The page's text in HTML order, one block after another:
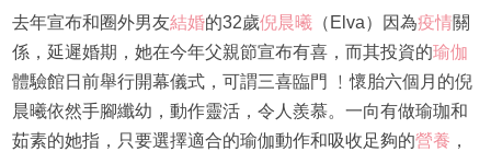
去年宣布和圈外男友結婚的32歲倪晨曦（Elva）因為疫情關
係，延遲婚期，她在今年父親節宣布有喜，而其投資的瑜伽
體驗館日前舉行開幕儀式，可謂三喜臨門 ﹗懷胎六個月的倪
晨曦依然手腳纖幼，動作靈活，令人羨慕。一向有做瑜珈和
茹素的她指，只要選擇適合的瑜伽動作和吸收足夠的營養 ，